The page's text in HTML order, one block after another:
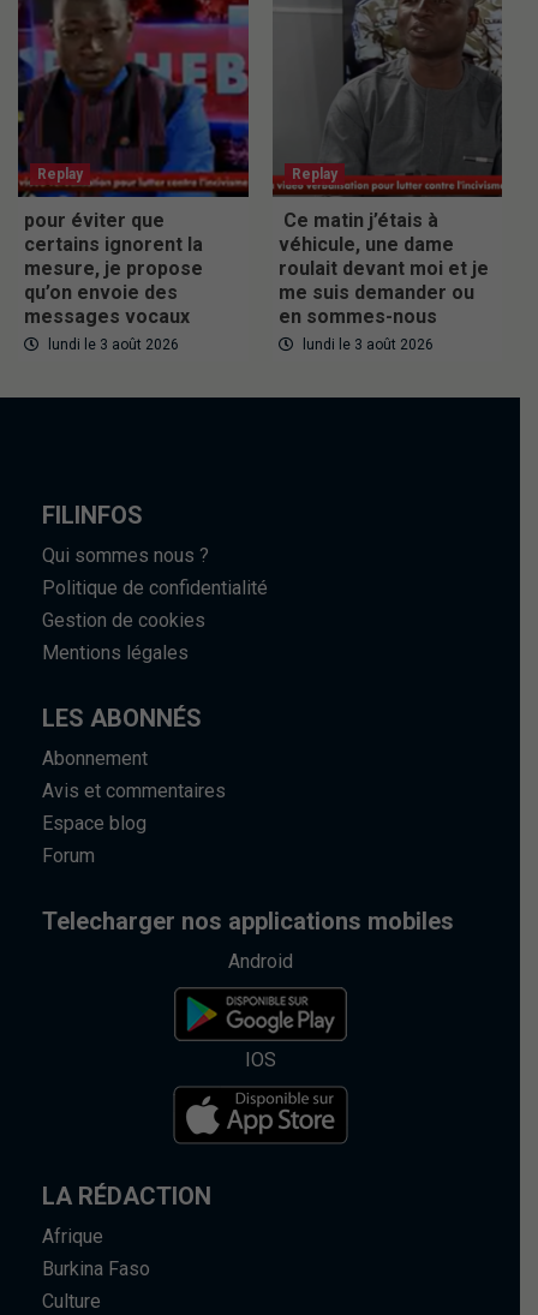
Replay
pour éviter que
certains ignorent la
mesure, je propose
qu’on envoie des
messages vocaux
lundi le 3 août 2026
Replay
Ce matin j’étais à
véhicule, une dame
roulait devant moi et je
me suis demander ou
en sommes-nous
lundi le 3 août 2026
FILINFOS
Qui sommes nous ?
Politique de confidentialité
Gestion de cookies
Mentions légales
LES ABONNÉS
Abonnement
Avis et commentaires
Espace blog
Forum
Telecharger nos applications mobiles
Android
IOS
LA RÉDACTION
Afrique
Burkina Faso
Culture